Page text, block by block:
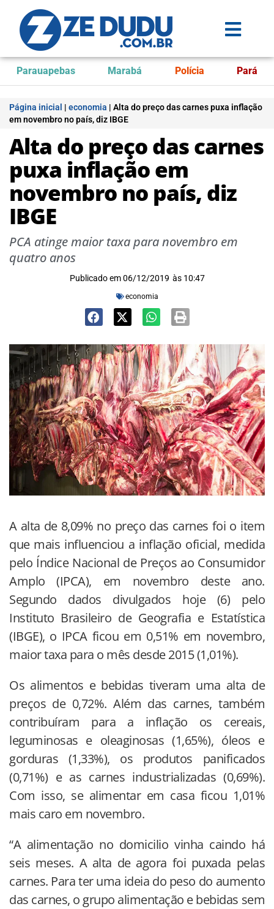
Parauapebas Marabá Polícia Pará
Página inicial | economia | Alta do preço das carnes puxa inflação
em novembro no país, diz IBGE
Alta do preço das carnes
puxa inflação em
novembro no país, diz
IBGE
PCA atinge maior taxa para novembro em
quatro anos
Publicado em 06/12/2019 às 10:47
economia
A alta de 8,09% no preço das carnes foi o item
que mais influenciou a inflação oficial, medida
pelo Índice Nacional de Preços ao Consumidor
Amplo (IPCA), em novembro deste ano.
Segundo dados divulgados hoje (6) pelo
Instituto Brasileiro de Geografia e Estatística
(IBGE), o IPCA ficou em 0,51% em novembro,
maior taxa para o mês desde 2015 (1,01%).
Os alimentos e bebidas tiveram uma alta de
preços de 0,72%. Além das carnes, também
contribuíram para a inflação os cereais,
leguminosas e oleaginosas (1,65%), óleos e
gorduras (1,33%), os produtos panificados
(0,71%) e as carnes industrializadas (0,69%).
Com isso, se alimentar em casa ficou 1,01%
mais caro em novembro.
“A alimentação no domicilio vinha caindo há
seis meses. A alta de agora foi puxada pelas
carnes. Para ter uma ideia do peso do aumento
das carnes, o grupo alimentação e bebidas sem